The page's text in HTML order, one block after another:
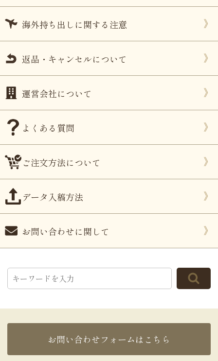
海外持ち出しに関する注意
返品・キャンセルについて
運営会社について
よくある質問
ご注文方法について
データ入稿方法
お問い合わせに関して
お問い合わせフォームはこちら